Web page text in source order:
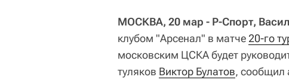
МОСКВА, 20 мар - Р-Спорт,
клубом "Арсенал" в матче 20-го
московским ЦСКА будет
туляков Виктор Булатов, сообщил